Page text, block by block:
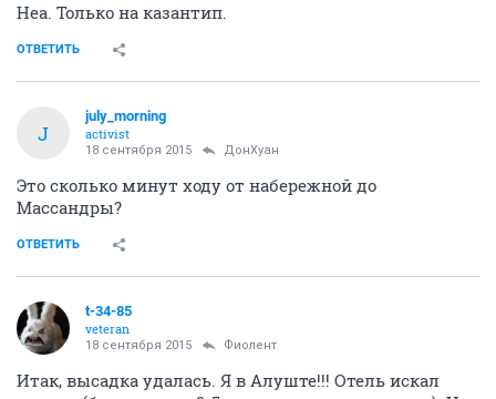
Неа. Только на казантип.
ОТВЕТИТЬ
J
july_morning
activist
18 сентября 2015 ДонХуан
Это сколько минут ходу от набережной до
Массандры?
ОТВЕТИТЬ
t-34-85
veteran
18 сентября 2015 Фиолент
Итак, высадка удалась. Я в Алуште!!! Отель искал